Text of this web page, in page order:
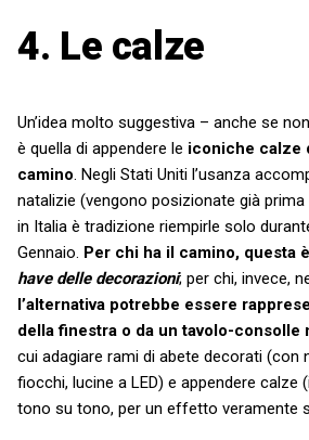
4. Le calze
Un’idea molto suggestiva – anche se
è quella di appendere le iconiche calze
camino. Negli Stati Uniti l’usanza
natalizie (vengono posizionate già prima
in Italia è tradizione riempirle solo
Gennaio. Per chi ha il camino, questa
have delle decorazioni; per chi, invece,
l’alternativa potrebbe essere
della finestra o da un tavolo-consolle
cui adagiare rami di abete decorati (con
fiocchi, lucine a LED) e appendere calze
tono su tono, per un effetto veramente